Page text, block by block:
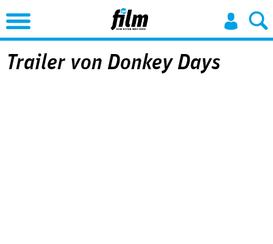
Jump to Navigation
Trailer von Donkey Days